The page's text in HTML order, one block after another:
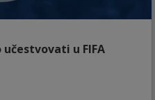
učestvovati u FIFA